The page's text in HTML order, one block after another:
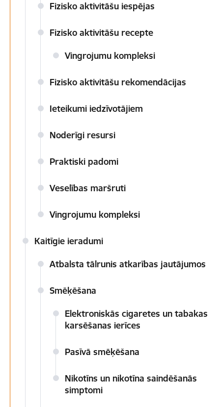
Fizisko aktivitāšu iespējas
Fizisko aktivitāšu recepte
Vingrojumu kompleksi
Fizisko aktivitāšu rekomendācijas
Ieteikumi iedzīvotājiem
Noderīgi resursi
Praktiski padomi
Veselības maršruti
Vingrojumu kompleksi
Kaitīgie ieradumi
Atbalsta tālrunis atkarības jautājumos
Smēķēšana
Elektroniskās cigaretes un tabakas
karsēšanas ierīces
Pasīvā smēķēšana
Nikotīns un nikotīna saindēšanās
simptomi